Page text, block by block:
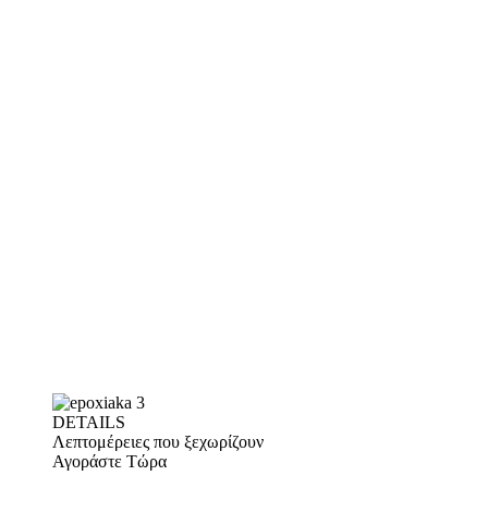
DETAILS
Λεπτομέρειες που ξεχωρίζουν
Αγοράστε Τώρα